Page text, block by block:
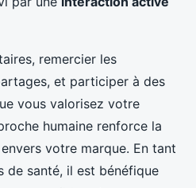
remercier les
et participer à des
vous valorisez votre
humaine renforce la
envers votre marque. En tant
de santé, il est bénéfique